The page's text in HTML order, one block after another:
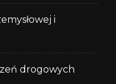
i
drogowych